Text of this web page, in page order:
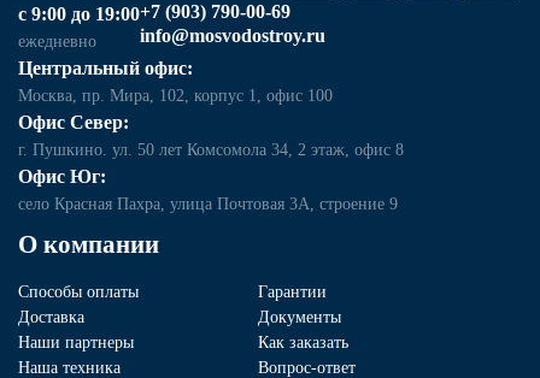
О компании
Способы оплаты
Гарантии
Доставка
Документы
Наши партнеры
Как заказать
Наша техника
Вопрос-ответ
с 9:00 до 19:00
ежедневно
+7 (903) 790-00-69
info@mosvodostroy.ru
Центральный офис:
Москва, пр. Мира, 102, корпус 1, офис 100
Офис Север:
г. Пушкино. ул. 50 лет Комсомола 34, 2 этаж, офис 8
Офис Юг:
село Красная Пахра, улица Почтовая 3А, строение 9